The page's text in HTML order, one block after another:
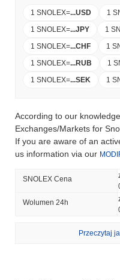
1 SNOLEX=...USD 1
1 SNOLEX=...JPY 1
1 SNOLEX=...CHF 1
1 SNOLEX=...RUB 1
1 SNOLEX=...SEK 1
According to our
Exchanges/Markets for
If you are aware of an
us information via our
SNOLEX Cena
Wolumen 24h
Przeczytaj